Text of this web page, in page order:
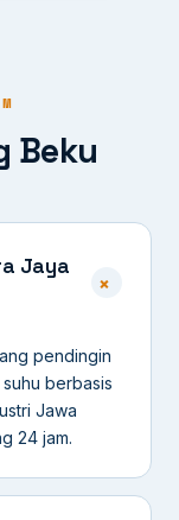
Beku
Jaya
+
pendingin
berbasis
Jawa
24 jam.